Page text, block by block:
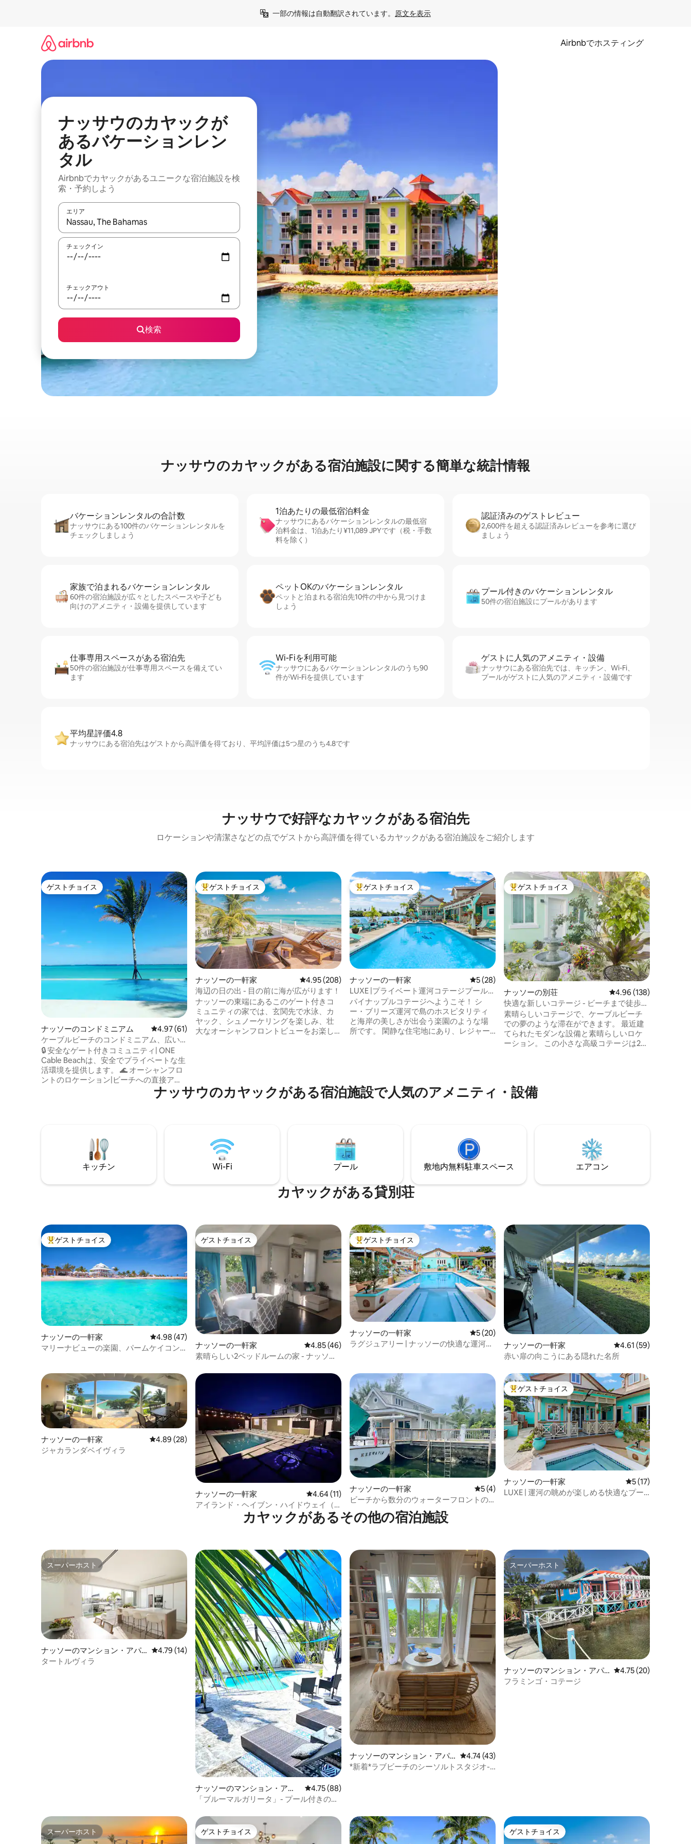
一部の情報は自動翻訳されています。 原文を表示
Airbnbでホスティング
ナッサウのカヤックが
あるバケーションレン
タル
Airbnbでカヤックがあるユニークな宿泊施設を検
索・予約しよう
エリア
検索結果が表示されたら、上下の矢印キーを使って移動するか、画面をタッチまたはスワイプして検索結果を確認することができます。
チェックイン
チェックアウト
検索
ナッサウのカ⁠ヤ⁠ッ⁠ク⁠が⁠あ⁠る宿⁠泊⁠施⁠設⁠に関⁠す⁠る簡⁠単⁠な統⁠計⁠情⁠報
バケーションレ⁠ン⁠タ⁠ル⁠の合⁠計⁠数
ナッサウにある100件のバケーションレンタルを
チェックしましょう
1泊あたりの最⁠低⁠宿⁠泊⁠料⁠金
ナッサウにあるバケーションレンタルの最低宿
泊料金は、1泊あたり¥11,089 JPYです（税・手数
料を除く）
認証済みのゲ⁠ス⁠ト⁠レ⁠ビ⁠ュ⁠ー
2,600件を超える認証済みレビューを参考に選び
ましょう
家族で泊まれるバ⁠ケ⁠ー⁠シ⁠ョ⁠ンレ⁠ン⁠タ⁠ル
60件の宿泊施設が広々としたスペースや子ども
向けのアメニティ・設備を提供しています
ペットOKのバ⁠ケ⁠ー⁠シ⁠ョ⁠ンレ⁠ン⁠タ⁠ル
ペットと泊まれる宿泊先10件の中から見つけま
しょう
プール付きのバ⁠ケ⁠ー⁠シ⁠ョ⁠ンレ⁠ン⁠タ⁠ル
50件の宿泊施設にプールがあります
仕事専用ス⁠ペ⁠ー⁠スがあ⁠る宿⁠泊⁠先
50件の宿泊施設が仕事専用スペースを備えてい
ます
Wi-Fiを利⁠用⁠可⁠能
ナッサウにあるバケーションレンタルのうち90
件がWi-Fiを提供しています
ゲストに人⁠気⁠のア⁠メ⁠ニ⁠テ⁠ィ・設⁠備
ナッサウにある宿泊先では、キッチン、Wi-Fi、
プールがゲストに人気のアメニティ・設備です
平均星評価4.8
ナッサウにある宿泊先はゲストから高評価を得ており、平均評価は5つ星のうち4.8です
ナッサウで好評なカヤックがある宿泊先
ロケーションや清潔さなどの点でゲストから高評価を得ているカヤックがある宿泊施設をご紹介します
ゲストチョイス
ゲストチョイス
ナッソーのコンドミニアム レビュー61件、5つ星中4.97つ星の平均評価
4.97 (61)
ケーブルビーチのコンドミニアム、広い
プライベートパティオ、バーベキュー
🔒 安全なゲート付きコミュニティ| ONE
Cable Beachは、安全でプライベートな生
活環境を提供します。 🌊 オーシャンフロ
ントのロケーション|ビーチへの直接アク
セスをお楽しみください。 🌿 美しく手入
れされた敷地|緑豊かな庭園が穏やかな雰
す。 徒歩圏内の🚶‍♂️最高のロケーション|ウ
ェストベイストリートのレストラン、バ
ー、ショップから徒歩圏内。 🎰 近くのエ
ンターテイメント施設|レジャー施設とし
てウォーターパークやカジノに近い。
大好評のゲストチョイスです。
ゲストチョイス
ナッソーの一軒家 レビュー208件、5つ星中4.95つ星の平均評価
4.95 (208)
海辺の日の出 - 目の前に海が広がります！
ナッソーの東端にあるこのゲート付きコ
ミュニティの家では、玄関先で水泳、カ
ヤック、シュノーケリングを楽しみ、壮
大なオーシャンフロントビューをお楽し
できます。 これには、バックアップ電源
用の発電機が含まれます。 *警告：第三者
大好評のゲストチョイスです。
ゲストチョイス
ナッソーの一軒家 レビュー28件、5つ星中5つ星の平均評価
5 (28)
LUXE |プライベート運河コテージプール＆
カヤック（ボート付き）
パイナップルコテージへようこそ！ シ
ー・ブリーズ運河で島のホスピタリティ
と海岸の美しさが出会う楽園のような場
所です。 閑静な住宅地にあり、レジャー
徴です。 追加料金でオプションのアドオ
ンを提供しています。 ＊プライベートシ
大好評のゲストチョイスです。
ゲストチョイス
ナッソーの別荘 レビュー138件、5つ
4.96 (138)
快適な新しいコテージ - ビーチまで徒歩30
秒
素晴らしいコテージで、ケーブルビーチ
での夢のような滞在ができます。 最近建
てられたモダンな設備と素晴らしいロケ
ーション。 この小さな高級コテージは2人
しいビーチの1つまで徒歩30秒です。 ナッ
ソー・リンデン・ピンドリング国際空港
ナッサウのカヤックがある宿泊施設で人気のアメニティ・設備
キッチン Wi-Fi プール 敷地内無料駐⁠車ス⁠ペ⁠ー⁠ス エアコン
カヤックがある貸別荘
大好評のゲストチョイスです。
ゲストチョイス
ナッソーの一軒家 レビュー47件、5つ星中4.98つ星の平均評価
4.98 (47)
マリーナビューの楽園、パームケイコン
ゲストチョイス
ゲストチョイス
ナッソーの一軒家 レビュー46件、5つ星中4.85つ星の平均評価
4.85 (46)
素晴らしい2ベッドルームの家 - ナッソー
大好評のゲストチョイスです。
ゲストチョイス
ナッソーの一軒家 レビュー20件、5つ星中5つ星の平均評価
5 (20)
ラグジュアリー | ナッソーの快適な運河沿
ナッソーの一軒家 レビュー59件、5つ
4.61 (59)
赤い扉の向こうにある隠れた名所
ナッソーの一軒家 レビュー28件、5つ星中4.89つ星の平均評価
4.89 (28)
ジャカランダベイヴィラ
ナッソーの一軒家 レビュー11件、5つ星中4.64つ星の平均評価
4.64 (11)
アイランド・ヘイブン・ハイドウェイ（5
寝室の宿泊先）
ナッソーの一軒家 レビュー4件、5つ星中5つ星の平均評価
5 (4)
ビーチから数分のウォーターフロントの3
ベッド2バスルームの家
大好評のゲストチョイスです。
ゲストチョイス
ナッソーの一軒家 レビュー17件、5
5 (17)
LUXE | 運河の眺めが楽しめる快適なプー
カヤックがあるその他の宿泊施設
スーパーホスト
スーパーホスト
ナッソーのマンション・アパ
ート
レビュー14件、5つ星中4.79つ星の平均評価
4.79 (14)
タートルヴィラ
ナッソーのマンション・アパ
ート
レビュー88件、5つ星中4.75つ星の平均評価
4.75 (88)
「ブルーマルガリータ」- プール付きの寝
ナッソーのマンション・アパ
ート
レビュー43件、5つ星中4.74つ星の平均評価
4.74 (43)
*新着*ラブビーチのシーソルトスタジオ-
スーパーホスト
スーパーホスト
ナッソーのマンション・アパ
ート
レビュー20件、5つ
4.75 (20)
フラミンゴ・コテージ
スーパーホスト
スーパーホスト ゲストチョイス
ゲストチョイス ゲストチョイス
ゲストチョイス